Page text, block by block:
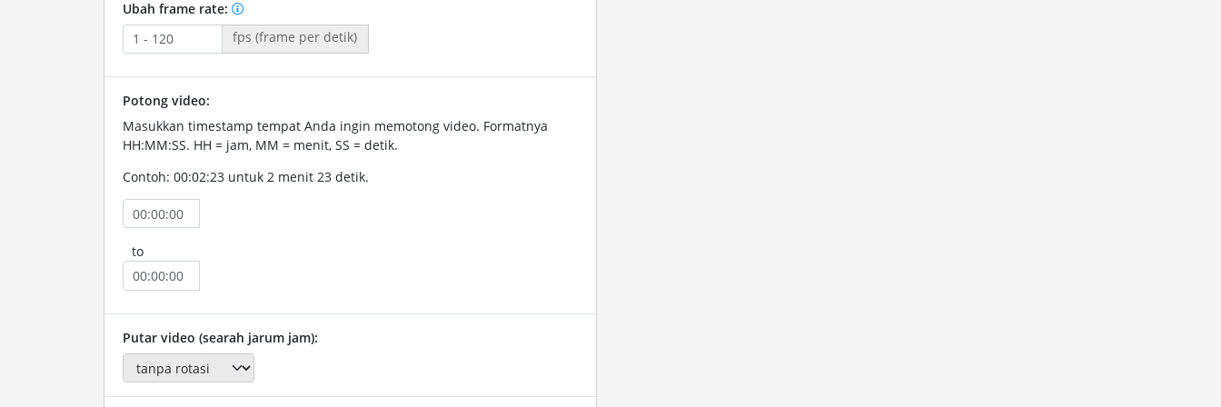
Ubah frame rate:
fps (frame per detik)
Potong video:
Masukkan timestamp tempat Anda ingin memotong video. Formatnya
HH:MM:SS. HH = jam, MM = menit, SS = detik.
Contoh: 00:02:23 untuk 2 menit 23 detik.
to
Putar video (searah jarum jam):